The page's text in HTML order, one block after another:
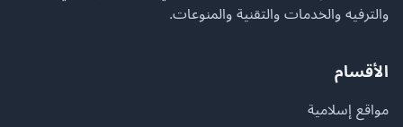
والترفيه والخدمات والتقنية والمنوعات.
الأقسام
مواقع إسلامية